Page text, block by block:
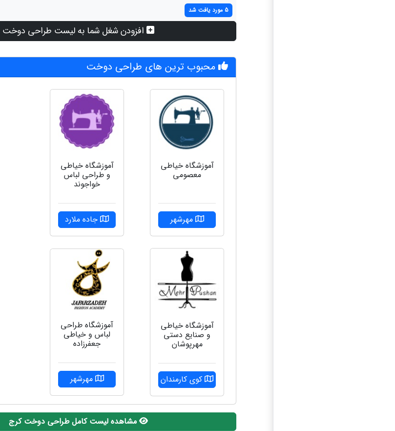
5 مورد یافت شد
افزودن شغل شما به لیست طراحی دوخت
محبوب ترین های طراحی دوخت
آموزشگاه خیاطی
معصومی
مهرشهر
آموزشگاه خیاطی
و طراحی لباس
خواجوند
جاده ملارد
آموزشگاه خیاطی
و صنایع دستی
مهرپوشان
کوی کارمندان
آموزشگاه طراحی
لباس و خیاطی
جعفرزاده
مهرشهر
مشاهده لیست کامل طراحی دوخت کرج